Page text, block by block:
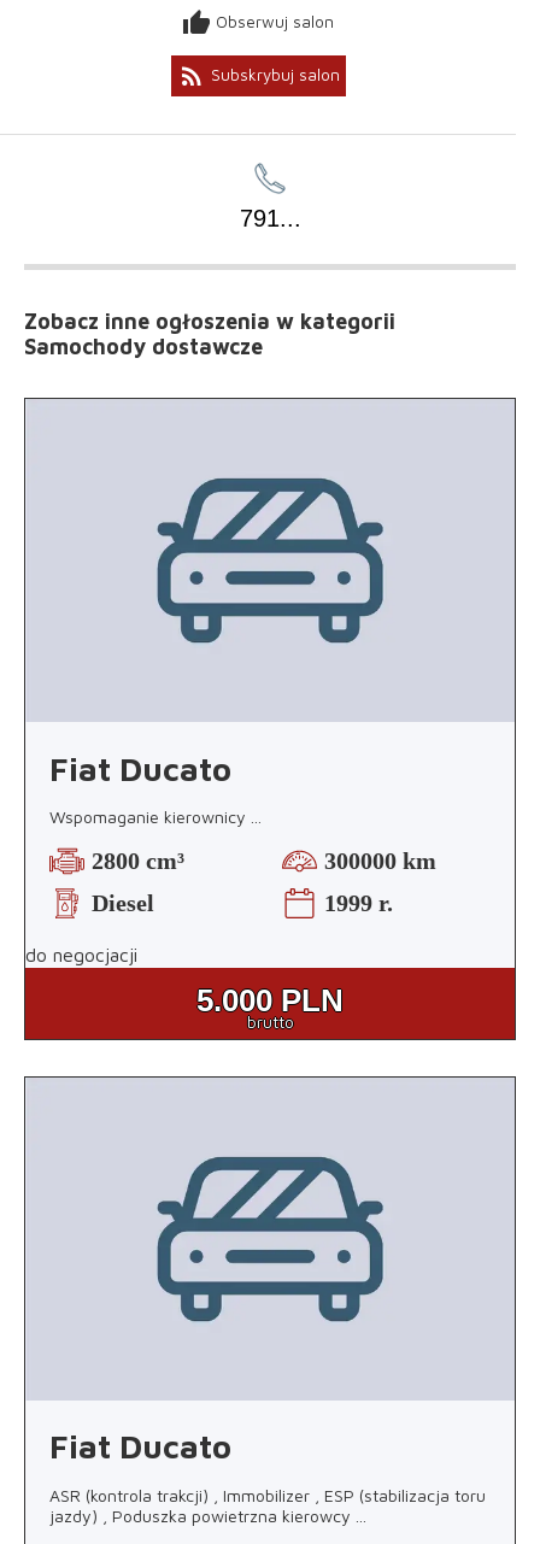
thumb_up Obserwuj salon
rss_feed Subskrybuj salon
791...
Zobacz inne ogłoszenia w kategorii
Samochody dostawcze
Fiat Ducato
Wspomaganie kierownicy
2800 cm³
300000 km
Diesel
1999 r.
do negocjacji
5.000 PLN
brutto
Fiat Ducato
ASR (kontrola trakcji) , Immobilizer , ESP (stabilizacja toru
jazdy) , Poduszka powietrzna kierowcy